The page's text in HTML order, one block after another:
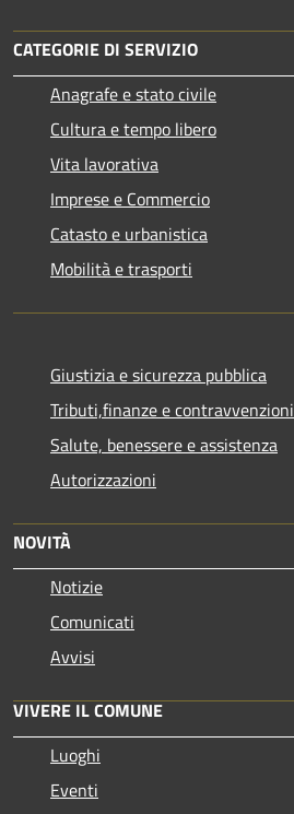
CATEGORIE DI SERVIZIO
Anagrafe e stato civile
Cultura e tempo libero
Vita lavorativa
Imprese e Commercio
Catasto e urbanistica
Mobilità e trasporti
Giustizia e sicurezza pubblica
Tributi,finanze e contravvenzioni
Salute, benessere e assistenza
Autorizzazioni
NOVITÀ
Notizie
Comunicati
Avvisi
VIVERE IL COMUNE
Luoghi
Eventi